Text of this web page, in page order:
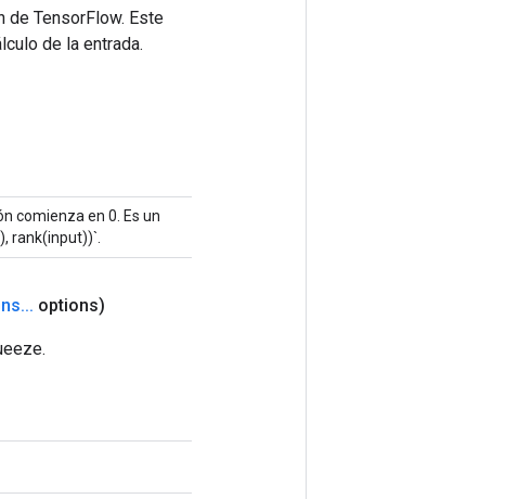
de TensorFlow. Este
de la entrada.
comienza en 0. Es un
rank(input))`.
... options)